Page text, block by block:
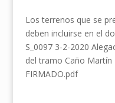
Los terrenos que se
deben incluirse en el
S_0097 3-2-2020
del tramo Caño Martín
FIRMADO.pdf